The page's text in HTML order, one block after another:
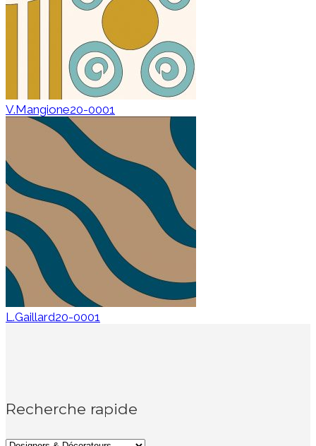
V.Mangione20-0001
L.Gaillard20-0001
Recherche rapide